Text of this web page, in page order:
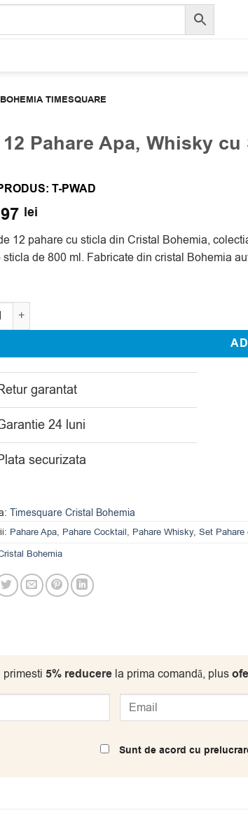
TIMESQUARE
Pahare Apa, Whisky
T-PWAD
lei
12 pahare cu sticla din Cristal Bohemia,
sticla de 800 ml. Fabricate din cristal Bohemia
Set 12 Pahare Apa, Whisky cu Sticla Cristal
garantat
24 luni
securizata
Timesquare Cristal Bohemia
Pahare Apa, Pahare Cocktail, Pahare Whisky, Set Pahare
Bohemia
5% reducerela prima comandă, plus
Sunt de acord cu